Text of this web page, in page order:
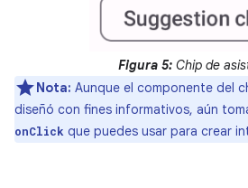
Figura 5: Chip de
Nota: Aunque el componente del
diseñó con fines informativos, aún
onClick que puedes usar para crear